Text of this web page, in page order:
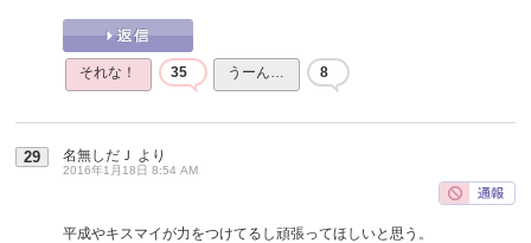
それな！ 35 うーん… 8
29 名無しだＪ より
2016年1月18日 8:54 AM
平成やキスマイが力をつけてるし頑張ってほしいと思う。